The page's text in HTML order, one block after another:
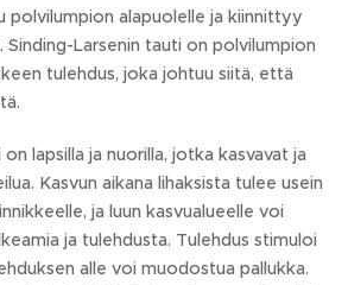
polvilumpion alapuolelle ja kiinnittyy
Sinding-Larsenin tauti on polvilumpion
tulehdus, joka johtuu siitä, että
lapsilla ja nuorilla, jotka kasvavat ja
Kasvun aikana lihaksista tulee usein
ja luun kasvualueelle voi
ja tulehdusta. Tulehdus stimuloi
alle voi muodostua pallukka.